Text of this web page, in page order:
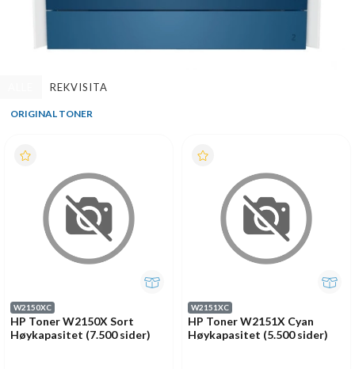
REKVISITA
ORIGINAL TONER
W2150XC
HP Toner W2150X Sort
Høykapasitet (7.500 sider)
W2151XC
HP Toner W2151X Cyan
Høykapasitet (5.500 sider)